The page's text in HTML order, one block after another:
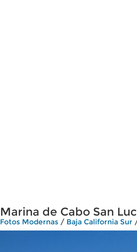
Marina de Cabo San
Fotos Modernas / Baja California Sur